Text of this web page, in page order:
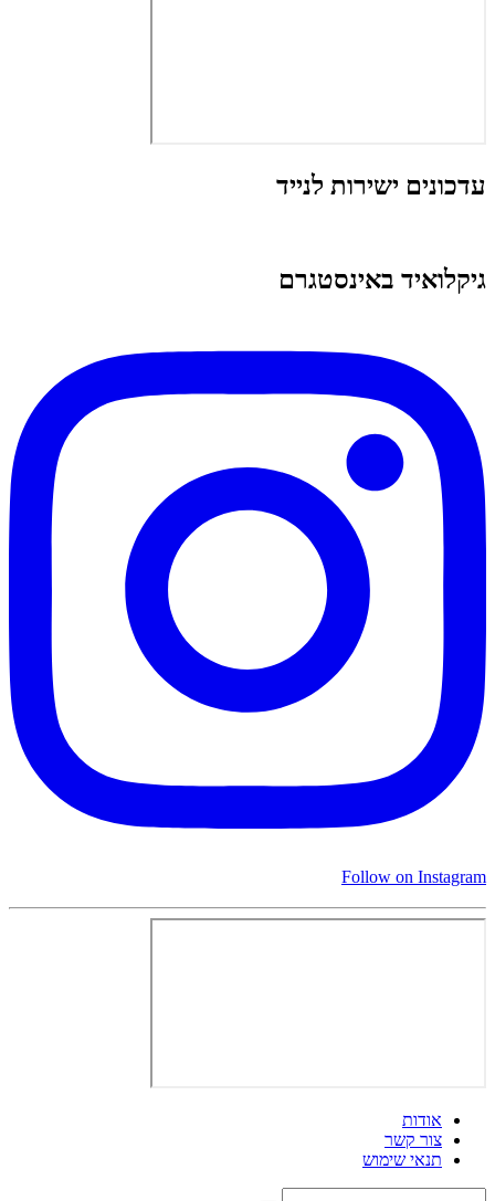
עדכונים ישירות לנייד
גיקלואיד באינסטגרם
Follow on Instagram
אודות
צור קשר
תנאי שימוש